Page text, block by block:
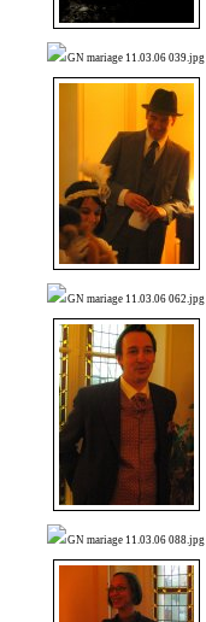
GN mariage 11.03.06 039.jpg
GN mariage 11.03.06 062.jpg
GN mariage 11.03.06 088.jpg